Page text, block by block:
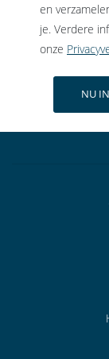
en
je. Verdere
onze